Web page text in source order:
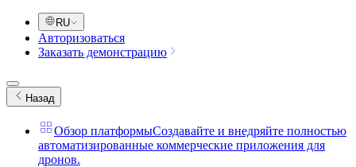
RU
Авторизоваться
Заказать демонстрацию
Назад
Обзор платформыСоздавайте и внедряйте полностью
автоматизированные коммерческие приложения для
дронов.